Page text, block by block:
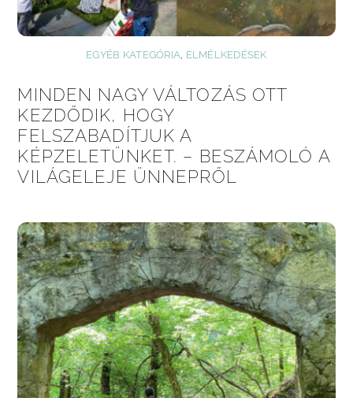
EGYÉB KATEGÓRIA ELMÉLKEDÉSEK
MINDEN NAGY VÁLTOZÁS OTT
KEZDŐDIK, HOGY
FELSZABADÍTJUK A
KÉPZELETÜNKET. – BESZÁMOLÓ A
VILÁGELEJE ÜNNEPRŐL